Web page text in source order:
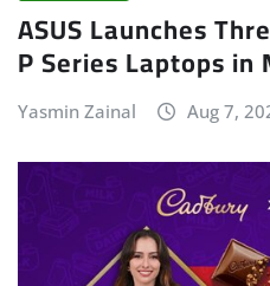
ASUS Launches
P Series Laptops in
Yasmin Zainal Aug 7,